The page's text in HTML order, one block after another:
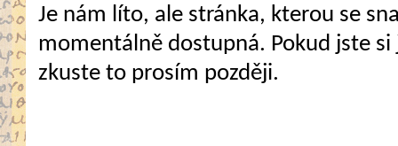
Je nám líto, ale stránka, kterou se
momentálně dostupná. Pokud jste
zkuste to prosím později.